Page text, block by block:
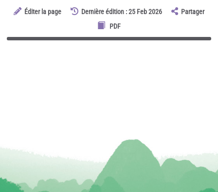
Éditer la page Dernière édition : 25 Feb 2026
Partager
PDF